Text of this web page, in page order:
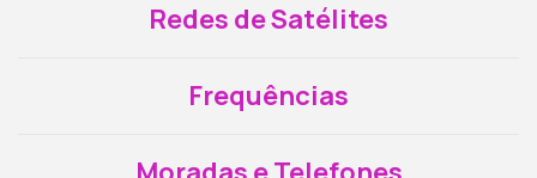
Redes de Satélites
Frequências